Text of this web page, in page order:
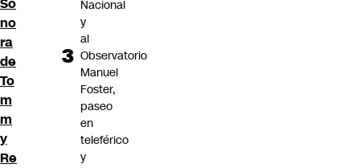
no
ra
de
To
m
m
y
Re
Nacional
y
al
Observatorio
Manuel
Foster,
paseo
en
teleférico
y